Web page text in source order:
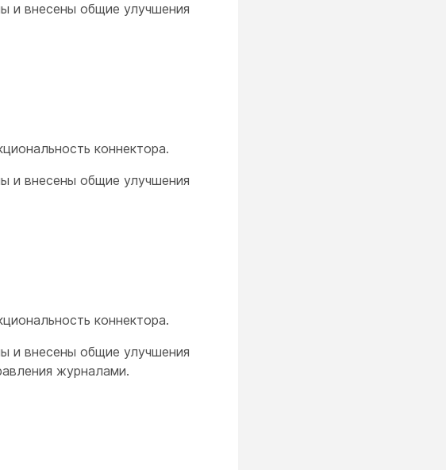
и внесены общие улучшения
коннектора.
и внесены общие улучшения
коннектора.
и внесены общие улучшения
журналами.